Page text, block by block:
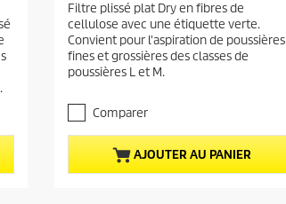
a
c
t
u
d
u
p
0
s
u
r
5
o
i
l
e
Filtre plissé plat Dry en fibres de
cellulose avec une étiquette verte.
Convient pour l'aspiration de poussières
fines et grossières des classes de
poussières L et M.
Comparer
AJOUTER AU PANIER